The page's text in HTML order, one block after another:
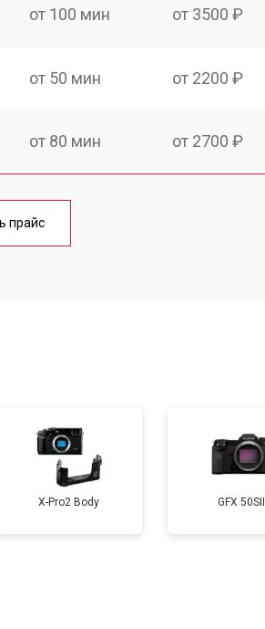
от 100 мин от 3500 ₽
от 50 мин от 2200 ₽
от 80 мин от 2700 ₽
от 50 мин
от 70 мин от 4300 ₽
прайс
X-Pro2 Body GFX 50SII